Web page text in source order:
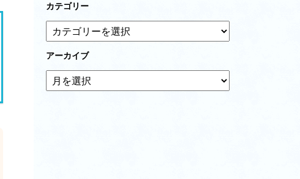
カテゴリー
アーカイブ